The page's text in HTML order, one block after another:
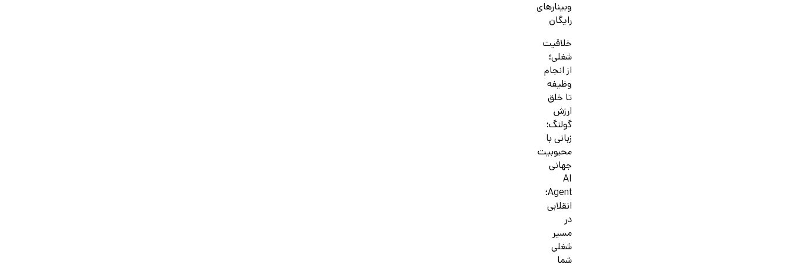
وبینارهای
رایگان
خلاقیت
شغلی؛
از انجام
وظیفه
تا خلق
ارزش
گولنگ؛
زبانی با
محبوبیت
جهانی
AI
Agent؛
انقلابی
در
مسیر
شغلی